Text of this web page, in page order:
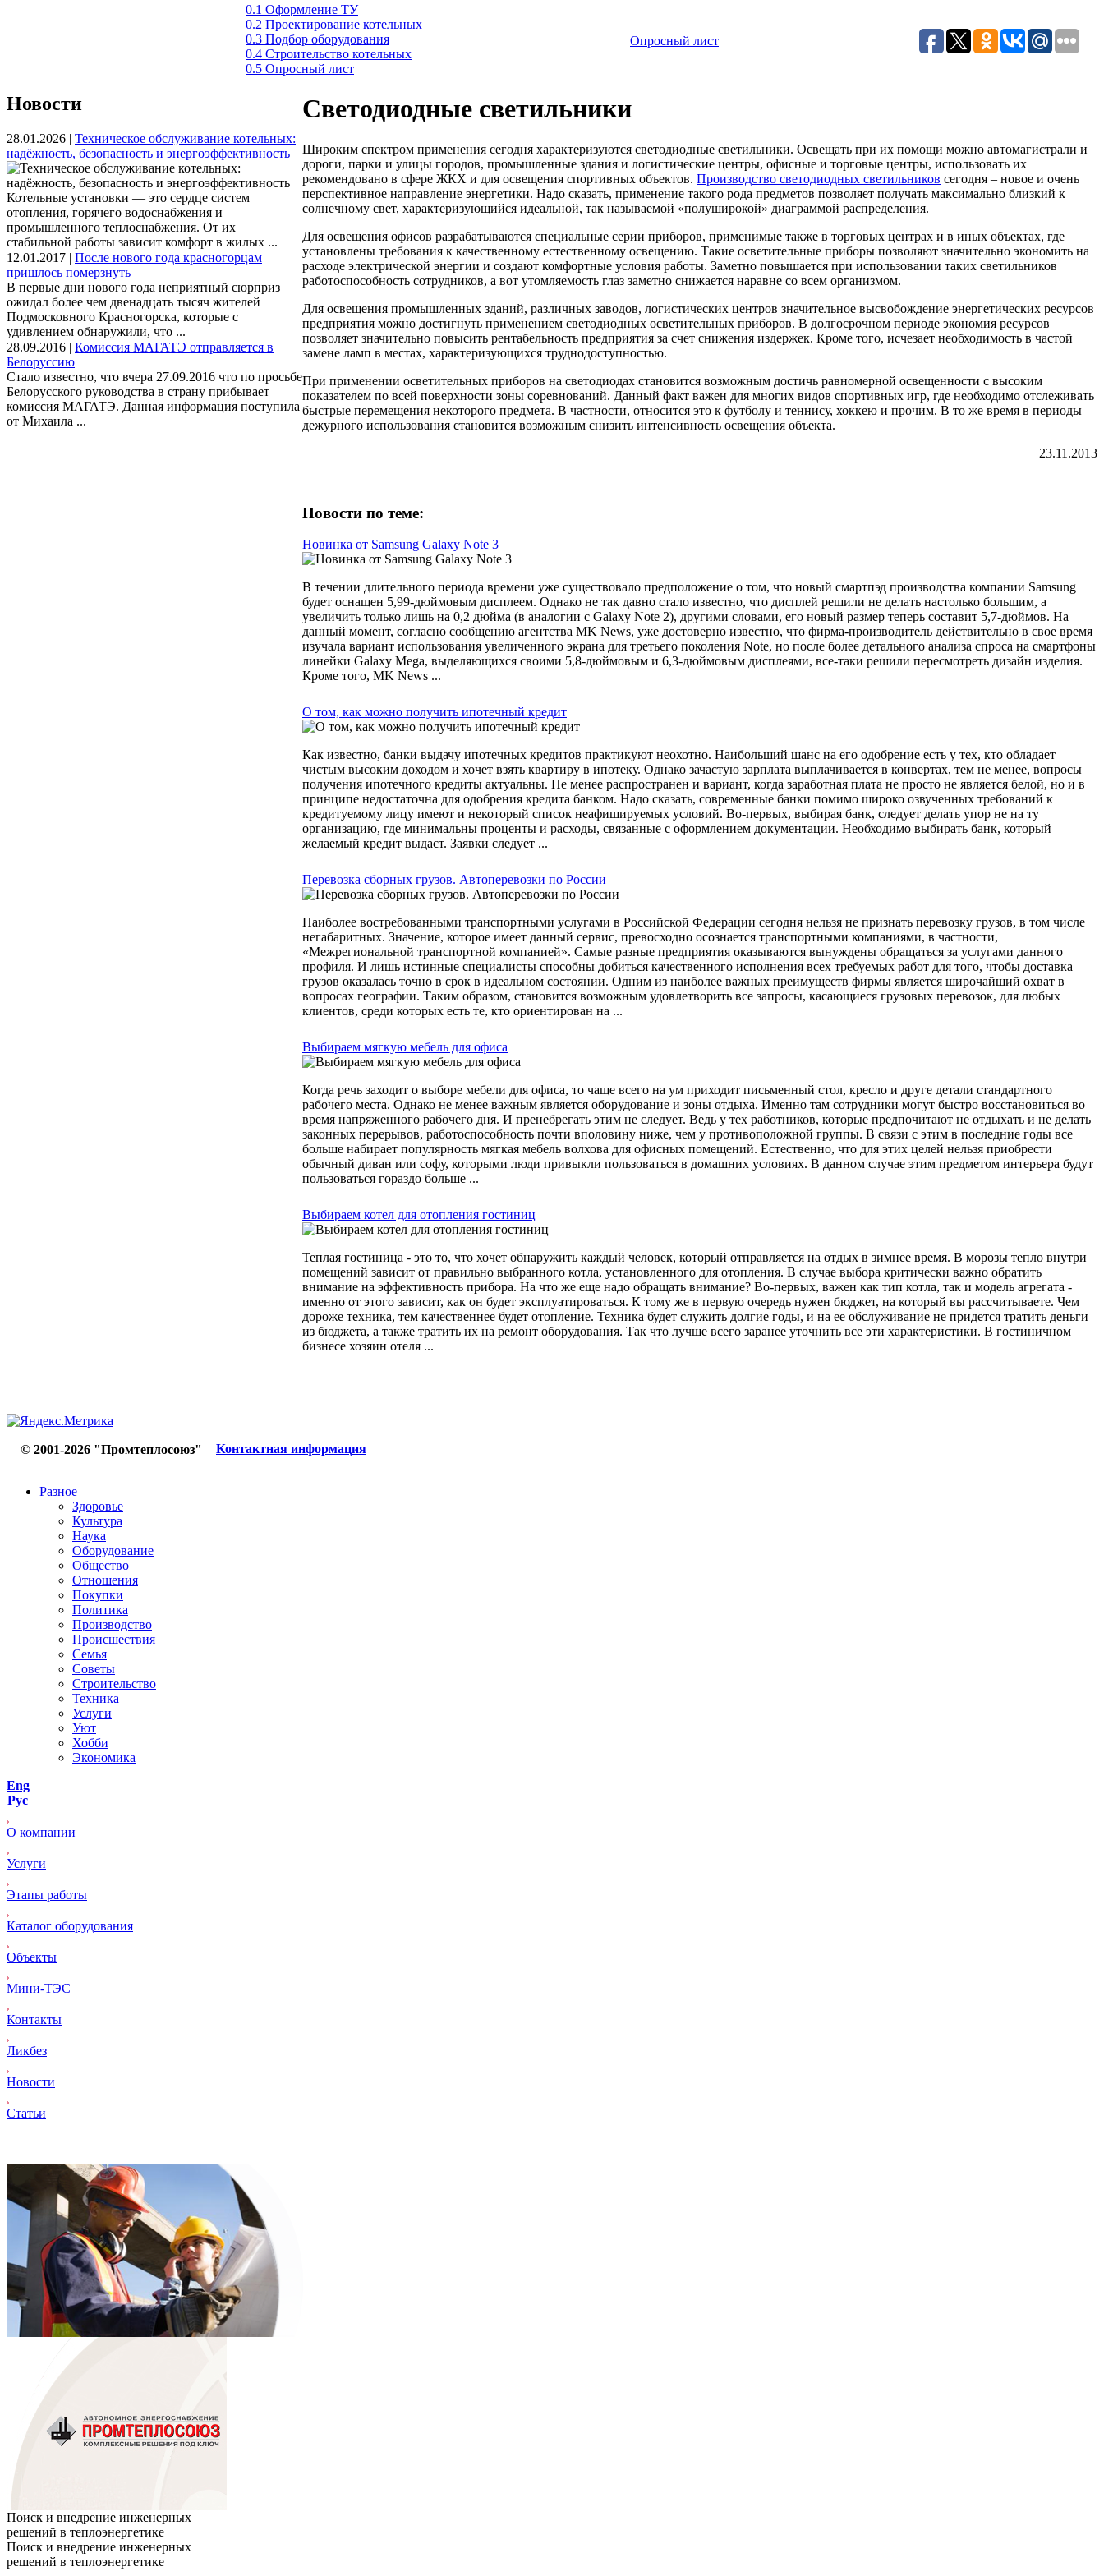
0.1 Оформление ТУ
0.2 Проектирование котельных
0.3 Подбор оборудования
0.4 Строительство котельных
0.5 Опросный лист
Опросный лист
Новости
28.01.2026 | Техническое обслуживание котельных:
надёжность, безопасность и энергоэффективность
Котельные установки — это сердце систем
отопления, горячего водоснабжения и
промышленного теплоснабжения. От их
стабильной работы зависит комфорт в жилых ...
12.01.2017 | После нового года красногорцам
пришлось померзнуть
В первые дни нового года неприятный сюрприз
ожидал более чем двенадцать тысяч жителей
Подмосковного Красногорска, которые с
удивлением обнаружили, что ...
28.09.2016 | Комиссия МАГАТЭ отправляется в
Белоруссию
Стало известно, что вчера 27.09.2016 что по просьбе
Белорусского руководства в страну прибывает
комиссия МАГАТЭ. Данная информация поступила
от Михаила ...
Светодиодные светильники
Широким спектром применения сегодня характеризуются светодиодные светильники. Освещать при их помощи можно автомагистрали и
дороги, парки и улицы городов, промышленные здания и логистические центры, офисные и торговые центры, использовать их
рекомендовано в сфере ЖКХ и для освещения спортивных объектов. Производство светодиодных светильников сегодня – новое и очень
перспективное направление энергетики. Надо сказать, применение такого рода предметов позволяет получать максимально близкий к
солнечному свет, характеризующийся идеальной, так называемой «полуширокой» диаграммой распределения.
Для освещения офисов разрабатываются специальные серии приборов, применимые также в торговых центрах и в иных объектах, где
установлены требования к качественному естественному освещению. Такие осветительные приборы позволяют значительно экономить на
расходе электрической энергии и создают комфортные условия работы. Заметно повышается при использовании таких светильников
работоспособность сотрудников, а вот утомляемость глаз заметно снижается наравне со всем организмом.
Для освещения промышленных зданий, различных заводов, логистических центров значительное высвобождение энергетических ресурсов
предприятия можно достигнуть применением светодиодных осветительных приборов. В долгосрочном периоде экономия ресурсов
позволяет значительно повысить рентабельность предприятия за счет снижения издержек. Кроме того, исчезает необходимость в частой
замене ламп в местах, характеризующихся труднодоступностью.
При применении осветительных приборов на светодиодах становится возможным достичь равномерной освещенности с высоким
показателем по всей поверхности зоны соревнований. Данный факт важен для многих видов спортивных игр, где необходимо отслеживать
быстрые перемещения некоторого предмета. В частности, относится это к футболу и теннису, хоккею и прочим. В то же время в периоды
дежурного использования становится возможным снизить интенсивность освещения объекта.
23.11.2013
Новости по теме:
Новинка от Samsung Galaxy Note 3
В течении длительного периода времени уже существовало предположение о том, что новый смартпэд производства компании Samsung
будет оснащен 5,99-дюймовым дисплеем. Однако не так давно стало известно, что дисплей решили не делать настолько большим, а
увеличить только лишь на 0,2 дюйма (в аналогии с Galaxy Note 2), другими словами, его новый размер теперь составит 5,7-дюймов. На
данный момент, согласно сообщению агентства MK News, уже достоверно известно, что фирма-производитель действительно в свое время
изучала вариант использования увеличенного экрана для третьего поколения Note, но после более детального анализа спроса на смартфоны
линейки Galaxy Mega, выделяющихся своими 5,8-дюймовым и 6,3-дюймовым дисплеями, все-таки решили пересмотреть дизайн изделия.
Кроме того, MK News ...
О том, как можно получить ипотечный кредит
Как известно, банки выдачу ипотечных кредитов практикуют неохотно. Наибольший шанс на его одобрение есть у тех, кто обладает
чистым высоким доходом и хочет взять квартиру в ипотеку. Однако зачастую зарплата выплачивается в конвертах, тем не менее, вопросы
получения ипотечного кредиты актуальны. Не менее распространен и вариант, когда заработная плата не просто не является белой, но и в
принципе недостаточна для одобрения кредита банком. Надо сказать, современные банки помимо широко озвученных требований к
кредитуемому лицу имеют и некоторый список неафишируемых условий. Во-первых, выбирая банк, следует делать упор не на ту
организацию, где минимальны проценты и расходы, связанные с оформлением документации. Необходимо выбирать банк, который
желаемый кредит выдаст. Заявки следует ...
Перевозка сборных грузов. Автоперевозки по России
Наиболее востребованными транспортными услугами в Российской Федерации сегодня нельзя не признать перевозку грузов, в том числе
негабаритных. Значение, которое имеет данный сервис, превосходно осознается транспортными компаниями, в частности,
«Межрегиональной транспортной компанией». Самые разные предприятия оказываются вынуждены обращаться за услугами данного
профиля. И лишь истинные специалисты способны добиться качественного исполнения всех требуемых работ для того, чтобы доставка
грузов оказалась точно в срок в идеальном состоянии. Одним из наиболее важных преимуществ фирмы является широчайший охват в
вопросах географии. Таким образом, становится возможным удовлетворить все запросы, касающиеся грузовых перевозок, для любых
клиентов, среди которых есть те, кто ориентирован на ...
Выбираем мягкую мебель для офиса
Когда речь заходит о выборе мебели для офиса, то чаще всего на ум приходит письменный стол, кресло и друге детали стандартного
рабочего места. Однако не менее важным является оборудование и зоны отдыха. Именно там сотрудники могут быстро восстановиться во
время напряженного рабочего дня. И пренебрегать этим не следует. Ведь у тех работников, которые предпочитают не отдыхать и не делать
законных перерывов, работоспособность почти вполовину ниже, чем у противоположной группы. В связи с этим в последние годы все
больше набирает популярность мягкая мебель волхова для офисных помещений. Естественно, что для этих целей нельзя приобрести
обычный диван или софу, которыми люди привыкли пользоваться в домашних условиях. В данном случае этим предметом интерьера будут
пользоваться гораздо больше ...
Выбираем котел для отопления гостиниц
Теплая гостиница - это то, что хочет обнаружить каждый человек, который отправляется на отдых в зимнее время. В морозы тепло внутри
помещений зависит от правильно выбранного котла, установленного для отопления. В случае выбора критически важно обратить
внимание на эффективность прибора. На что же еще надо обращать внимание? Во-первых, важен как тип котла, так и модель агрегата -
именно от этого зависит, как он будет эксплуатироваться. К тому же в первую очередь нужен бюджет, на который вы рассчитываете. Чем
дороже техника, тем качественнее будет отопление. Техника будет служить долгие годы, и на ее обслуживание не придется тратить деньги
из бюджета, а также тратить их на ремонт оборудования. Так что лучше всего заранее уточнить все эти характеристики. В гостиничном
бизнесе хозяин отеля ...
© 2001-2026 "Промтеплосоюз" Контактная информация
Разное
Здоровье
Культура
Наука
Оборудование
Общество
Отношения
Покупки
Политика
Производство
Происшествия
Семья
Советы
Строительство
Техника
Услуги
Уют
Хобби
Экономика
Eng
Рус
О компании
Услуги
Этапы работы
Каталог оборудования
Объекты
Mини-ТЭС
Контакты
Ликбез
Новости
Статьи
Поиск и внедрение инженерных
решений в теплоэнергетике
Поиск и внедрение инженерных
решений в теплоэнергетике